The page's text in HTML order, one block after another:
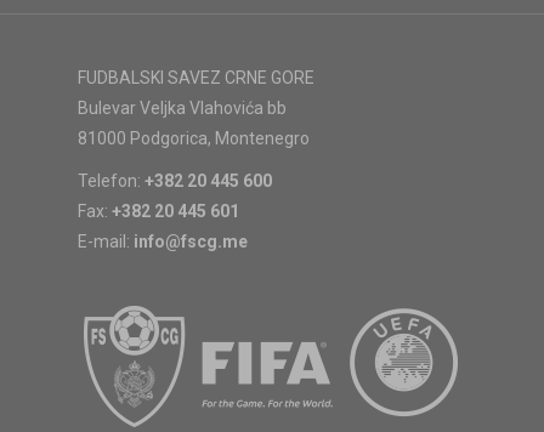
FUDBALSKI SAVEZ CRNE GORE
Bulevar Veljka Vlahovića bb
81000 Podgorica, Montenegro
Telefon: +382 20 445 600
Fax: +382 20 445 601
E-mail: info@fscg.me